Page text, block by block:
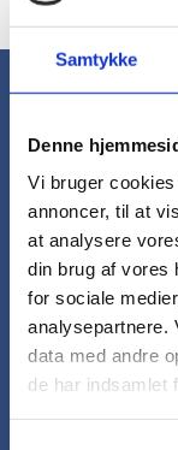
Samtykke
Denne
Vi bruger
annoncer, til at
at analysere
din brug af vores
for sociale
analysepartnere.
data med andre
de har indsamlet
FAQ -
Ofte
Hvorfor
logo?